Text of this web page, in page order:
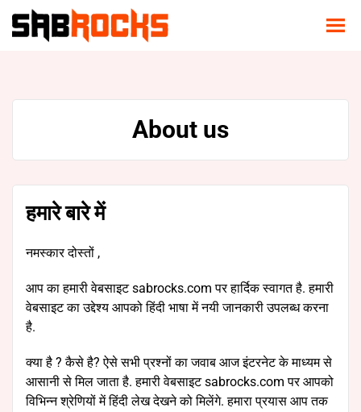
About us
हमारे बारे में
नमस्कार दोस्तों ,
आप का हमारी वेबसाइट sabrocks.com पर हार्दिक स्वागत है. हमारी
वेबसाइट का उद्देश्य आपको हिंदी भाषा में नयी जानकारी उपलब्ध करना
है.
क्या है ? कैसे है? ऐसे सभी प्रश्नों का जवाब आज इंटरनेट के माध्यम से
आसानी से मिल जाता है. हमारी वेबसाइट sabrocks.com पर आपको
विभिन्न श्रेणियों में हिंदी लेख देखने को मिलेंगे. हमारा प्रयास आप तक